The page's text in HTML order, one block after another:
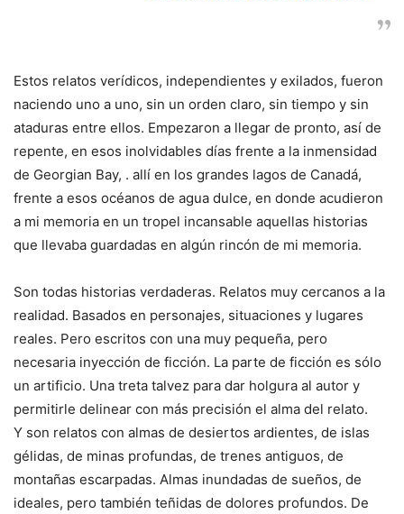
Estos relatos verídicos, independientes y exilados, fueron
naciendo uno a uno, sin un orden claro, sin tiempo y sin
ataduras entre ellos. Empezaron a llegar de pronto, así de
repente, en esos inolvidables días frente a la inmensidad
de Georgian Bay, . allí en los grandes lagos de Canadá,
frente a esos océanos de agua dulce, en donde acudieron
a mi memoria en un tropel incansable aquellas historias
que llevaba guardadas en algún rincón de mi memoria.
Son todas historias verdaderas. Relatos muy cercanos a la
realidad. Basados en personajes, situaciones y lugares
reales. Pero escritos con una muy pequeña, pero
necesaria inyección de ficción. La parte de ficción es sólo
un artificio. Una treta talvez para dar holgura al autor y
permitirle delinear con más precisión el alma del relato.
Y son relatos con almas de desiertos ardientes, de islas
gélidas, de minas profundas, de trenes antiguos, de
montañas escarpadas. Almas inundadas de sueños, de
ideales, pero también teñidas de dolores profundos. De